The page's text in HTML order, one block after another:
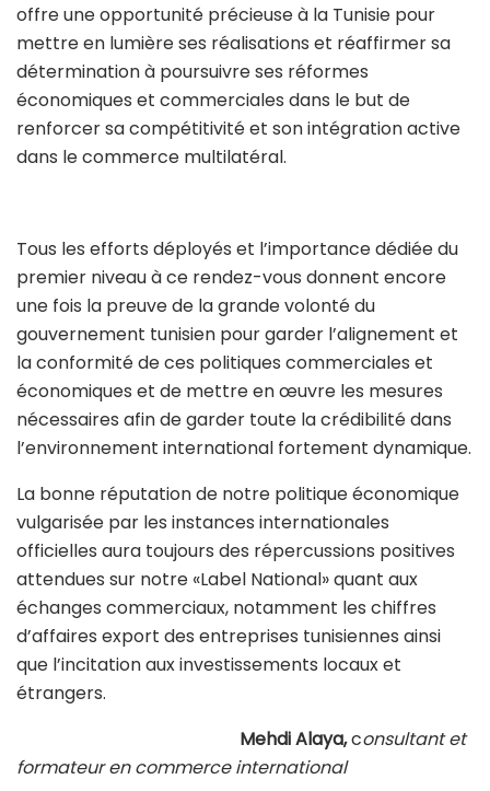
offre une opportunité précieuse à la Tunisie pour
mettre en lumière ses réalisations et réaffirmer sa
détermination à poursuivre ses réformes
économiques et commerciales dans le but de
renforcer sa compétitivité et son intégration active
dans le commerce multilatéral.
Tous les efforts déployés et l’importance dédiée du
premier niveau à ce rendez-vous donnent encore
une fois la preuve de la grande volonté du
gouvernement tunisien pour garder l’alignement et
la conformité de ces politiques commerciales et
économiques et de mettre en œuvre les mesures
nécessaires afin de garder toute la crédibilité dans
l’environnement international fortement dynamique.
La bonne réputation de notre politique économique
vulgarisée par les instances internationales
officielles aura toujours des répercussions positives
attendues sur notre «Label National» quant aux
échanges commerciaux, notamment les chiffres
d’affaires export des entreprises tunisiennes ainsi
que l’incitation aux investissements locaux et
étrangers.
Mehdi Alaya,consultant et
formateur en commerce international